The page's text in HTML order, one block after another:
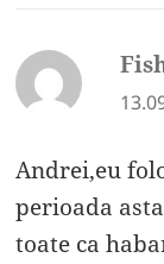
Andrei,eu
perioada
toate ca